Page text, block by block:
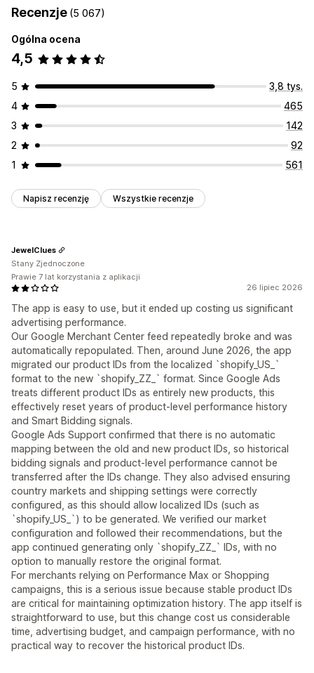
Koszt pozyskania
Pulpity
Recenzje (5 067)
Ogólna ocena
4,5
5
3,8 tys.
4
465
3
142
2
92
1
561
Napisz recenzję Wszystkie recenzje
26 lipiec 2026
The app is easy to use, but it ended up costing us significant
advertising performance.
Our Google Merchant Center feed repeatedly broke and was
automatically repopulated. Then, around June 2026, the app
migrated our product IDs from the localized `shopify_US_`
format to the new `shopify_ZZ_` format. Since Google Ads
treats different product IDs as entirely new products, this
effectively reset years of product-level performance history
and Smart Bidding signals.
Google Ads Support confirmed that there is no automatic
mapping between the old and new product IDs, so historical
bidding signals and product-level performance cannot be
transferred after the IDs change. They also advised ensuring
country markets and shipping settings were correctly
configured, as this should allow localized IDs (such as
`shopify_US_`) to be generated. We verified our market
configuration and followed their recommendations, but the
app continued generating only `shopify_ZZ_` IDs, with no
option to manually restore the original format.
For merchants relying on Performance Max or Shopping
campaigns, this is a serious issue because stable product IDs
are critical for maintaining optimization history. The app itself is
straightforward to use, but this change cost us considerable
time, advertising budget, and campaign performance, with no
practical way to recover the historical product IDs.
JewelClues
Stany Zjednoczone
Prawie 7 lat korzystania z aplikacji